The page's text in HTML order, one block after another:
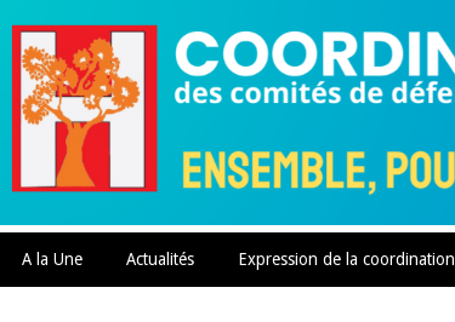
content
A la Une Actualités Expression de la coordination